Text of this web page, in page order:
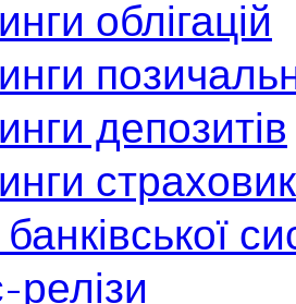
облігацій
депозитів